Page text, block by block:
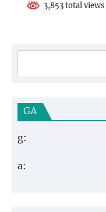
3,853 total views
GA
g:
a: